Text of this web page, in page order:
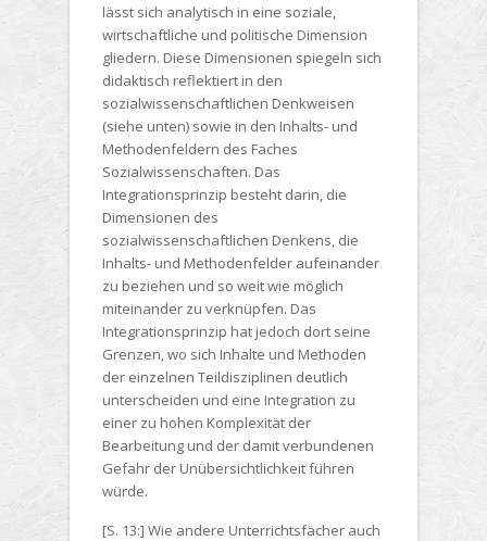
lässt sich analytisch in eine soziale,
wirtschaftliche und politische Dimension
gliedern. Diese Dimensionen spiegeln sich
didaktisch reflektiert in den
sozialwissenschaftlichen Denkweisen
(siehe unten) sowie in den Inhalts- und
Methodenfeldern des Faches
Sozialwissenschaften. Das
Integrationsprinzip besteht darin, die
Dimensionen des
sozialwissenschaftlichen Denkens, die
Inhalts- und Methodenfelder aufeinander
zu beziehen und so weit wie möglich
miteinander zu verknüpfen. Das
Integrationsprinzip hat jedoch dort seine
Grenzen, wo sich Inhalte und Methoden
der einzelnen Teildisziplinen deutlich
unterscheiden und eine Integration zu
einer zu hohen Komplexität der
Bearbeitung und der damit verbundenen
Gefahr der Unübersichtlichkeit führen
würde.
[S. 13:] Wie andere Unterrichtsfächer auch